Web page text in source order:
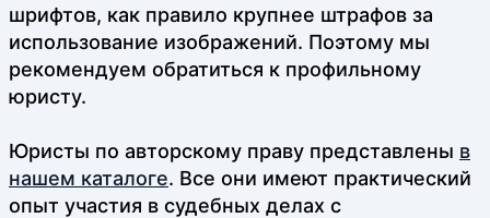
шрифтов, как правило крупнее штрафов за
использование изображений. Поэтому мы
рекомендуем обратиться к профильному
юристу.
Юристы по авторскому праву представлены в
нашем каталоге. Все они имеют практический
опыт участия в судебных делах с